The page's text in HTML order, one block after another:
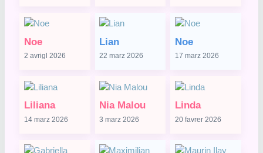
Noe
2 avrigl 2026
Lian
22 marz 2026
Noe
17 marz 2026
Liliana
14 marz 2026
Nia Malou
3 marz 2026
Linda
20 favrer 2026